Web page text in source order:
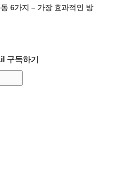
6가지 – 가장 효과적인 방
구독하기